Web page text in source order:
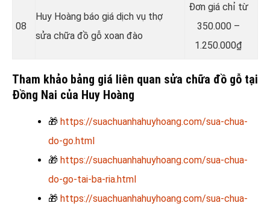
08
Huy Hoàng báo giá dịch vụ thợ
sửa chữa đồ gỗ xoan đào
Đơn giá chỉ từ
350.000 –
1.250.000₫
Tham khảo bảng giá liên quan sửa chữa đồ gỗ tại
Đồng Nai của Huy Hoàng
🎁 https://suachuanhahuyhoang.com/sua-chua-
do-go.html
🎁 https://suachuanhahuyhoang.com/sua-chua-
do-go-tai-ba-ria.html
🎁 https://suachuanhahuyhoang.com/sua-chua-